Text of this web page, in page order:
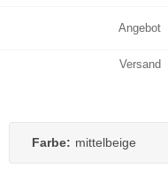
Angebot
Versand
Farbe: mittelbeige